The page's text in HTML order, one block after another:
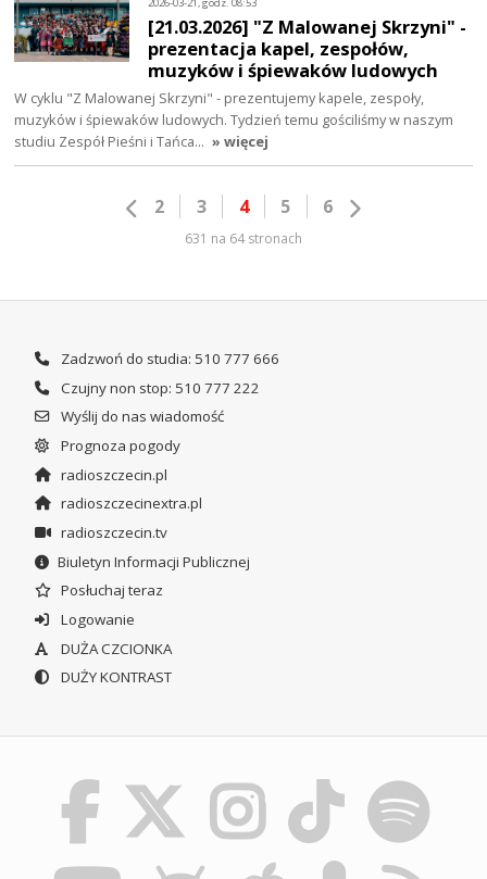
[21.03.2026] "Z Malowanej Skrzyni" -
prezentacja kapel, zespołów,
muzyków i śpiewaków ludowych
W cyklu "Z Malowanej Skrzyni" - prezentujemy kapele, zespoły,
muzyków i śpiewaków ludowych. Tydzień temu gościliśmy w naszym
studiu Zespół Pieśni i Tańca… » więcej
2 3 4 5 6
631 na 64 stronach
Zadzwoń do studia: 510 777 666
Czujny non stop: 510 777 222
Wyślij do nas wiadomość
Prognoza pogody
radioszczecin.pl
radioszczecinextra.pl
radioszczecin.tv
Biuletyn Informacji Publicznej
Posłuchaj teraz
Logowanie
DUŻA CZCIONKA
DUŻY KONTRAST